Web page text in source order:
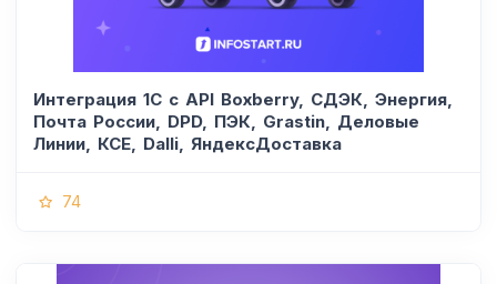
Интеграция 1С с API Boxberry, СДЭК, Энергия,
Почта России, DPD, ПЭК, Grastin, Деловые
Линии, КСЕ, Dalli, ЯндексДоставка
74